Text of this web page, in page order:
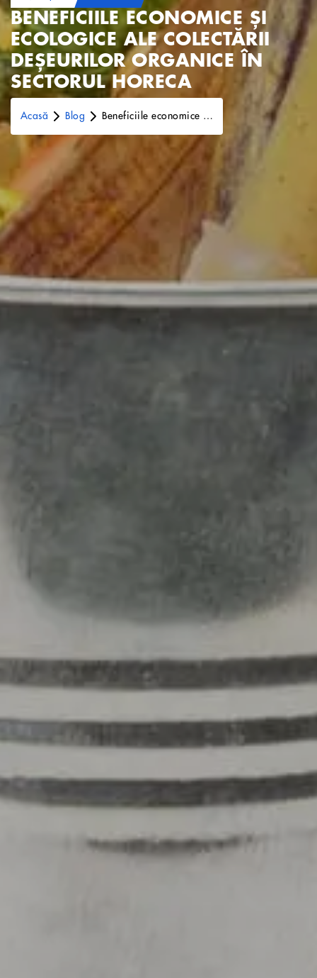
BENEFICIILE ECONOMICE ȘI
ECOLOGICE ALE COLECTĂRII
DEȘEURILOR ORGANICE ÎN
SECTORUL HORECA
Acasă Blog Beneficiile economice și ecologice ale colectării deșeurilor organice în sectorul HoReCa